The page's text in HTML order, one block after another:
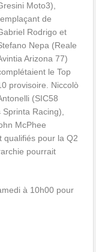
Moto3),
de
Rodrigo et
Nepa (Reale
Arizona 77)
le Top
provisoire. Niccolò
(SIC58
Sprinta Racing),
McPhee
qualifiés pour la Q2
pourrait
à 10h00 pour